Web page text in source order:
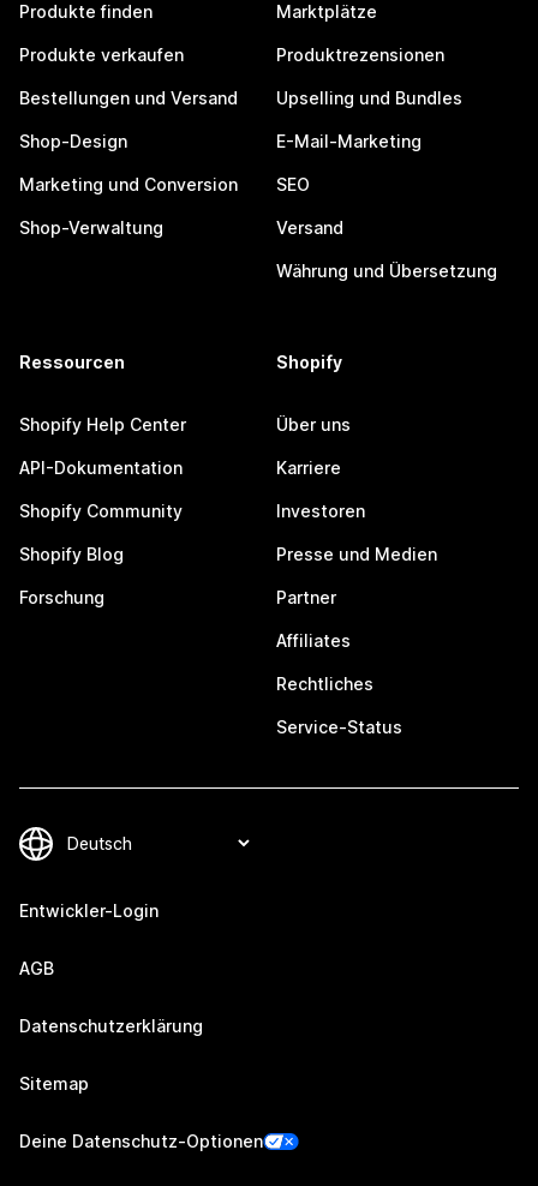
Produkte finden
Produkte verkaufen
Bestellungen und Versand
Shop-Design
Marketing und Conversion
Shop-Verwaltung
Marktplätze
Produktrezensionen
Upselling und Bundles
E-Mail-Marketing
SEO
Versand
Währung und Übersetzung
Ressourcen
Shopify Help Center
API-Dokumentation
Shopify Community
Shopify Blog
Forschung
Shopify
Über uns
Karriere
Investoren
Presse und Medien
Partner
Affiliates
Rechtliches
Service-Status
Entwickler-Login
AGB
Datenschutzerklärung
Sitemap
Deine Datenschutz-Optionen